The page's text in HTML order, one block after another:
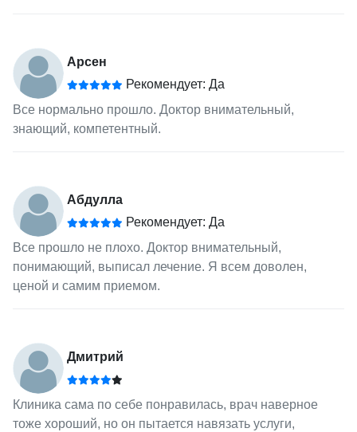
Арсен
Рекомендует: Да
Все нормально прошло. Доктор внимательный,
знающий, компетентный.
Абдулла
Рекомендует: Да
Все прошло не плохо. Доктор внимательный,
понимающий, выписал лечение. Я всем доволен,
ценой и самим приемом.
Дмитрий
Клиника сама по себе понравилась, врач наверное
тоже хороший, но он пытается навязать услуги,